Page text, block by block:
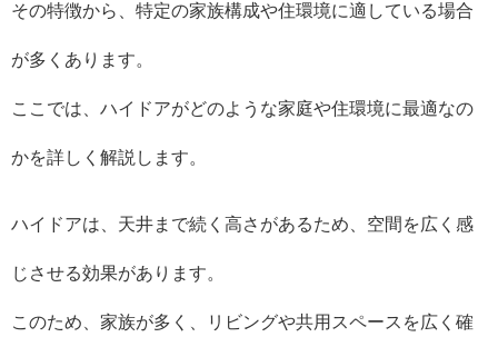
その特徴から、特定の家族構成や住環境に適している場合
が多くあります。
ここでは、ハイドアがどのような家庭や住環境に最適なの
かを詳しく解説します。
ハイドアは、天井まで続く高さがあるため、空間を広く感
じさせる効果があります。
このため、家族が多く、リビングや共用スペースを広く確